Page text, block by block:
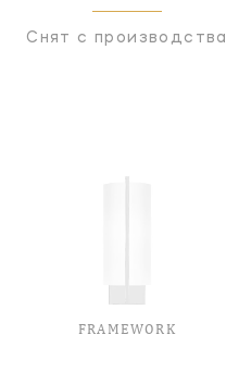
Снят с производства
FRAMEWORK